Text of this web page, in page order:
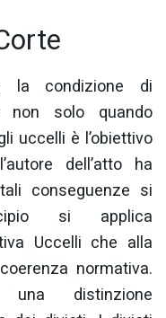
la condizione di
non solo quando
uccelli è l’obiettivo
dell’atto ha
conseguenze si
si applica
Uccelli che alla
normativa.
distinzione